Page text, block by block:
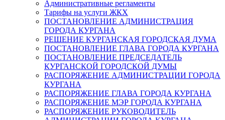
Административные регламенты
Тарифы на услуги ЖКХ
ПОСТАНОВЛЕНИЕ АДМИНИСТРАЦИЯ
ГОРОДА КУРГАНА
РЕШЕНИЕ КУРГАНСКАЯ ГОРОДСКАЯ ДУМА
ПОСТАНОВЛЕНИЕ ГЛАВА ГОРОДА КУРГАНА
ПОСТАНОВЛЕНИЕ ПРЕДСЕДАТЕЛЬ
КУРГАНСКОЙ ГОРОДСКОЙ ДУМЫ
РАСПОРЯЖЕНИЕ АДМИНИСТРАЦИИ ГОРОДА
КУРГАНА
РАСПОРЯЖЕНИЕ ГЛАВА ГОРОДА КУРГАНА
РАСПОРЯЖЕНИЕ МЭР ГОРОДА КУРГАНА
РАСПОРЯЖЕНИЕ РУКОВОДИТЕЛЬ